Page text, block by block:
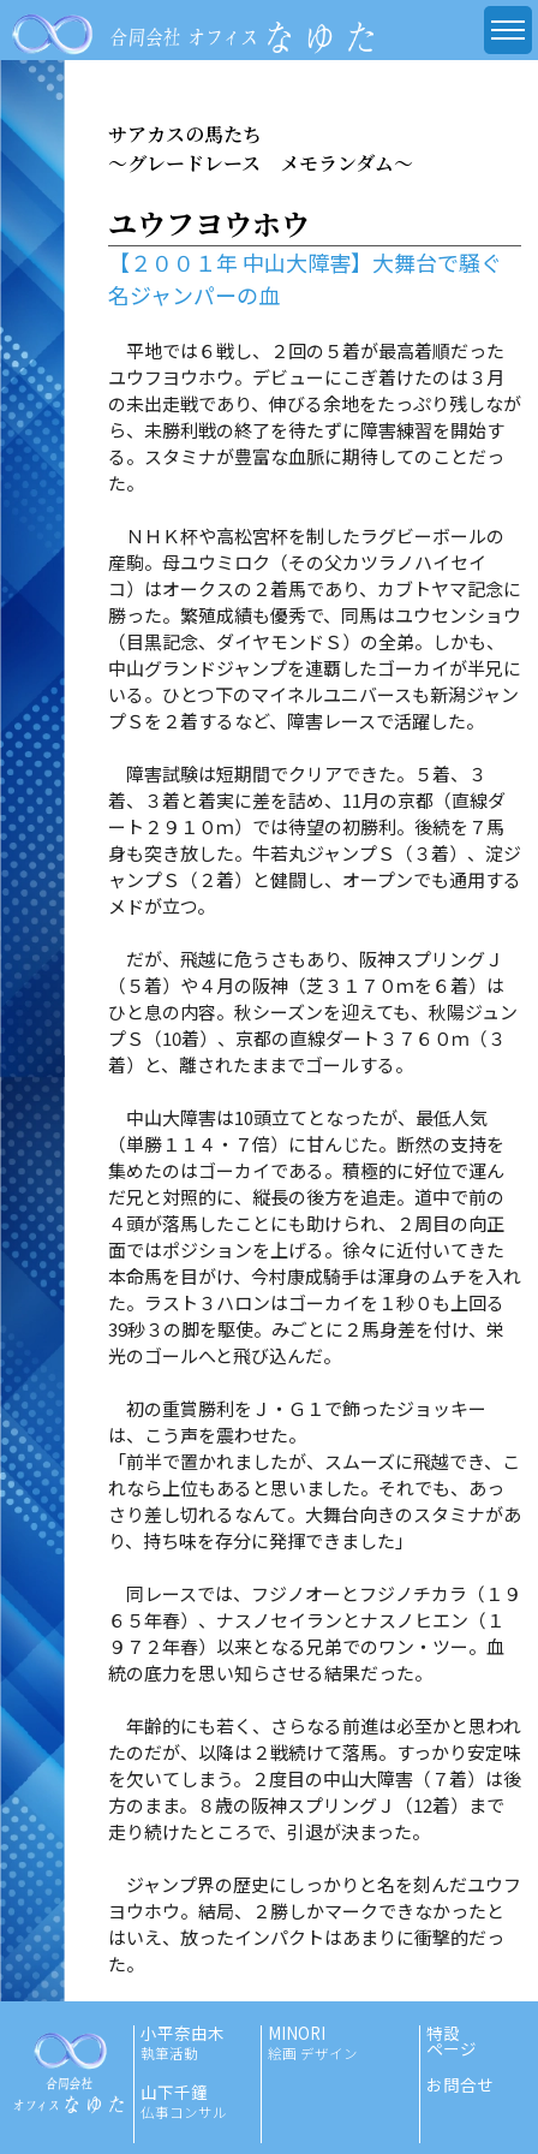
サアカスの馬たち
～グレードレース メモランダム～
ユウフヨウホウ
【２００１年 中山大障害】大舞台で騒ぐ
名ジャンパーの血
平地では６戦し、２回の５着が最高着順だった
ユウフヨウホウ。デビューにこぎ着けたのは３月
の未出走戦であり、伸びる余地をたっぷり残しなが
ら、未勝利戦の終了を待たずに障害練習を開始す
る。スタミナが豊富な血脈に期待してのことだっ
た。
ＮＨＫ杯や高松宮杯を制したラグビーボールの
産駒。母ユウミロク（その父カツラノハイセイ
コ）はオークスの２着馬であり、カブトヤマ記念に
勝った。繁殖成績も優秀で、同馬はユウセンショウ
（目黒記念、ダイヤモンドＳ）の全弟。しかも、
中山グランドジャンプを連覇したゴーカイが半兄に
いる。ひとつ下のマイネルユニバースも新潟ジャン
プＳを２着するなど、障害レースで活躍した。
障害試験は短期間でクリアできた。５着、３
着、３着と着実に差を詰め、11月の京都（直線ダ
ート２９１０ｍ）では待望の初勝利。後続を７馬
身も突き放した。牛若丸ジャンプＳ（３着）、淀ジ
ャンプＳ（２着）と健闘し、オープンでも通用する
メドが立つ。
だが、飛越に危うさもあり、阪神スプリングＪ
（５着）や４月の阪神（芝３１７０ｍを６着）は
ひと息の内容。秋シーズンを迎えても、秋陽ジュン
プＳ（10着）、京都の直線ダート３７６０ｍ（３
着）と、離されたままでゴールする。
中山大障害は10頭立てとなったが、最低人気
（単勝１１４・７倍）に甘んじた。断然の支持を
集めたのはゴーカイである。積極的に好位で運ん
だ兄と対照的に、縦長の後方を追走。道中で前の
４頭が落馬したことにも助けられ、２周目の向正
面ではポジションを上げる。徐々に近付いてきた
本命馬を目がけ、今村康成騎手は渾身のムチを入れ
た。ラスト３ハロンはゴーカイを１秒０も上回る
39秒３の脚を駆使。みごとに２馬身差を付け、栄
光のゴールへと飛び込んだ。
初の重賞勝利をＪ・Ｇ１で飾ったジョッキー
は、こう声を震わせた。
「前半で置かれましたが、スムーズに飛越でき、こ
れなら上位もあると思いました。それでも、あっ
さり差し切れるなんて。大舞台向きのスタミナがあ
り、持ち味を存分に発揮できました」
同レースでは、フジノオーとフジノチカラ（１９
６５年春）、ナスノセイランとナスノヒエン（１
９７２年春）以来となる兄弟でのワン・ツー。血
統の底力を思い知らさせる結果だった。
年齢的にも若く、さらなる前進は必至かと思われ
たのだが、以降は２戦続けて落馬。すっかり安定味
を欠いてしまう。２度目の中山大障害（７着）は後
方のまま。８歳の阪神スプリングＪ（12着）まで
走り続けたところで、引退が決まった。
ジャンプ界の歴史にしっかりと名を刻んだユウフ
ヨウホウ。結局、２勝しかマークできなかったと
はいえ、放ったインパクトはあまりに衝撃的だっ
た。
小平奈由木
執筆活動
山下千鐘
仏事コンサル
MINORI
絵画 デザイン
特設
ページ
お問合せ